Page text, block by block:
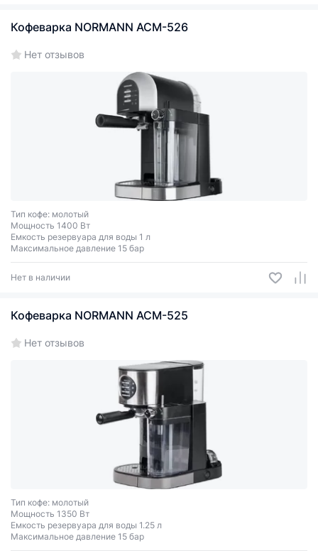
Кофеварка NORMANN ACM-526
Нет отзывов
Тип кофе: молотый
Мощность 1400 Вт
Емкость резервуара для воды 1 л
Максимальное давление 15 бар
Нет в наличии
Кофеварка NORMANN ACM-525
Нет отзывов
Тип кофе: молотый
Мощность 1350 Вт
Емкость резервуара для воды 1.25 л
Максимальное давление 15 бар